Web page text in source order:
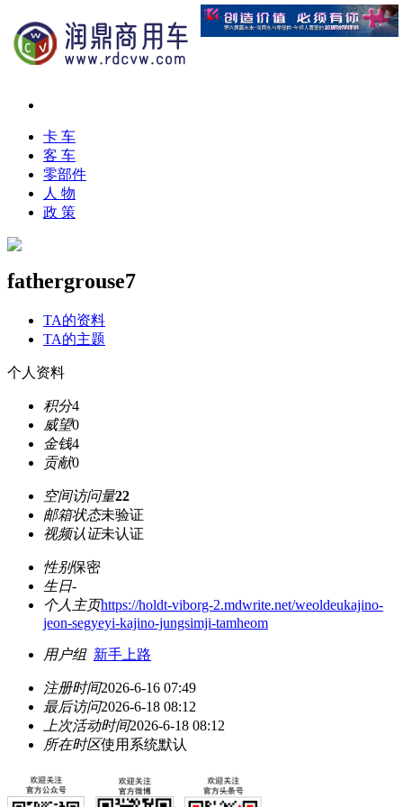
卡 车
客 车
零部件
人 物
政 策
fathergrouse7
TA的资料
TA的主题
个人资料
积分4
威望0
金钱4
贡献0
空间访问量22
邮箱状态未验证
视频认证未认证
性别保密
生日-
个人主页https://holdt-viborg-2.mdwrite.net/weoldeukajino-
jeon-segyeyi-kajino-jungsimji-tamheom
用户组 新手上路
注册时间2026-6-16 07:49
最后访问2026-6-18 08:12
上次活动时间2026-6-18 08:12
所在时区使用系统默认